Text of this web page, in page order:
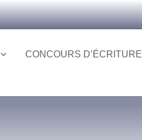
CONCOURS D’ÉCRITURE
R
c